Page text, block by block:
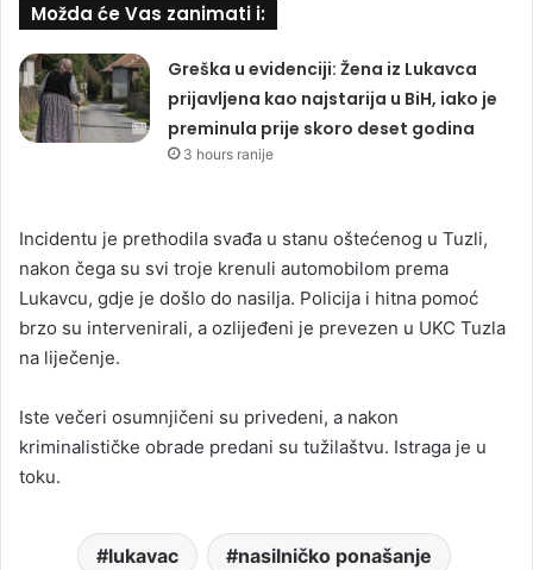
Možda će Vas zanimati i:
Greška u evidenciji: Žena iz Lukavca
prijavljena kao najstarija u BiH, iako je
preminula prije skoro deset godina
3 hours ranije
Incidentu je prethodila svađa u stanu oštećenog u Tuzli,
nakon čega su svi troje krenuli automobilom prema
Lukavcu, gdje je došlo do nasilja. Policija i hitna pomoć
brzo su intervenirali, a ozlijeđeni je prevezen u UKC Tuzla
na liječenje.
Iste večeri osumnjičeni su privedeni, a nakon
kriminalističke obrade predani su tužilaštvu. Istraga je u
toku.
lukavac nasilničko ponašanje